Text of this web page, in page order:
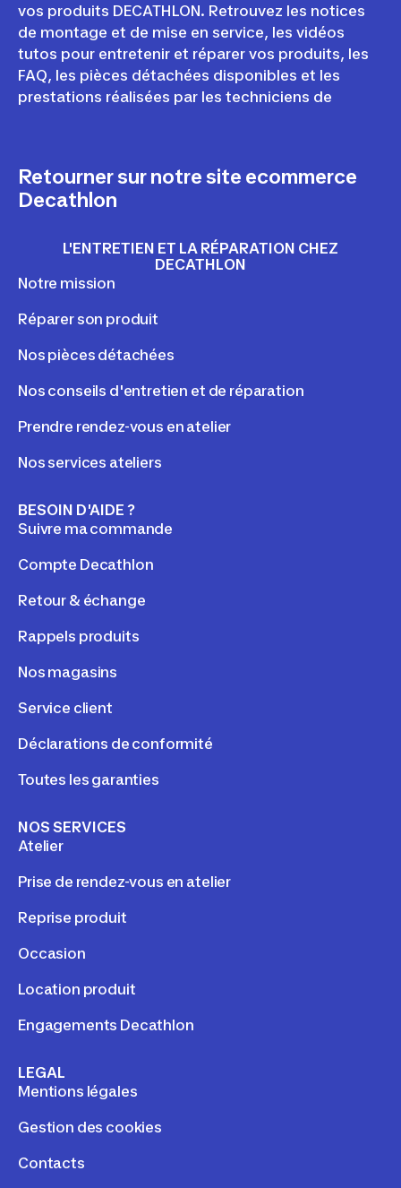
vos produits DECATHLON. Retrouvez les notices
de montage et de mise en service, les vidéos
tutos pour entretenir et réparer vos produits, les
FAQ, les pièces détachées disponibles et les
prestations réalisées par les techniciens de
Retourner sur notre site ecommerce
Decathlon
L'ENTRETIEN ET LA RÉPARATION CHEZ
DECATHLON
Notre mission
Réparer son produit
Nos pièces détachées
Nos conseils d'entretien et de réparation
Prendre rendez-vous en atelier
Nos services ateliers
BESOIN D'AIDE ?
Suivre ma commande
Compte Decathlon
Retour & échange
Rappels produits
Nos magasins
Service client
Déclarations de conformité
Toutes les garanties
NOS SERVICES
Atelier
Prise de rendez-vous en atelier
Reprise produit
Occasion
Location produit
Engagements Decathlon
LEGAL
Mentions légales
Gestion des cookies
Contacts